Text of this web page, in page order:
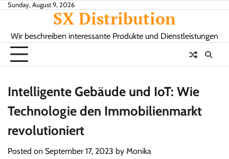
SkipSunday, August 9, 2026
SX Distribution
Wir beschreiben interessante Produkte und Dienstleistungen
Intelligente Gebäude und IoT: Wie
Technologie den Immobilienmarkt
revolutioniert
Posted on September 17, 2023 by Monika